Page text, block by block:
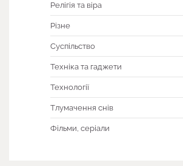
Релігія та віра
Різне
Суспільство
Техніка та гаджети
Технології
Тлумачення снів
Фільми, серіали